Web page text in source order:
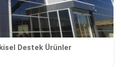
Destek Ürünler